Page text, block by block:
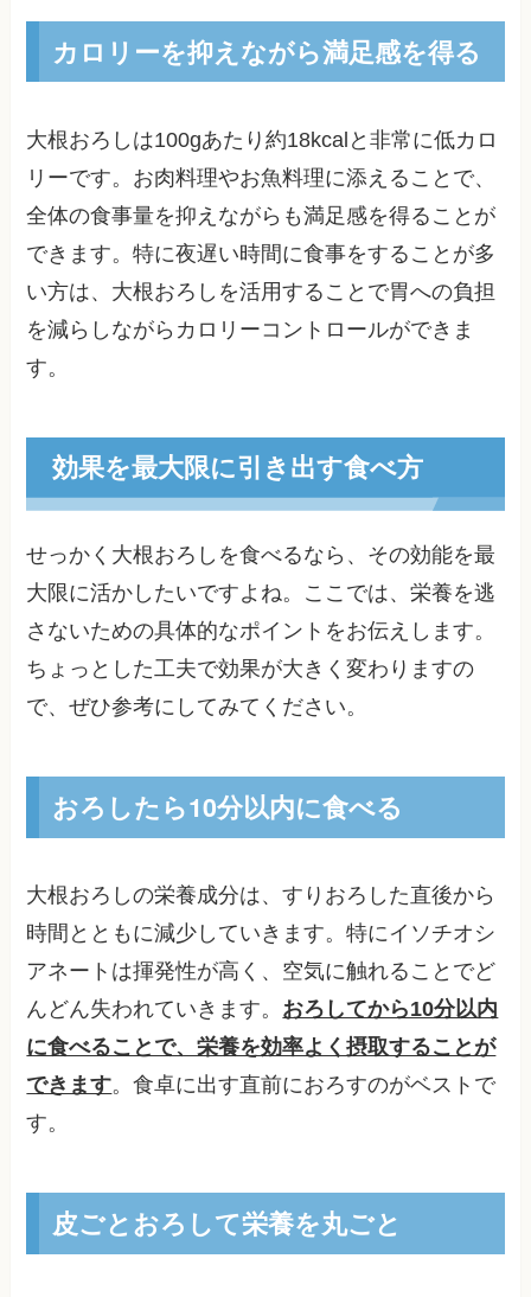
カロリーを抑えながら満足感を得る
大根おろしは100gあたり約18kcalと非常に低カロ
リーです。お肉料理やお魚料理に添えることで、
全体の食事量を抑えながらも満足感を得ることが
できます。特に夜遅い時間に食事をすることが多
い方は、大根おろしを活用することで胃への負担
を減らしながらカロリーコントロールができま
す。
効果を最大限に引き出す食べ方
せっかく大根おろしを食べるなら、その効能を最
大限に活かしたいですよね。ここでは、栄養を逃
さないための具体的なポイントをお伝えします。
ちょっとした工夫で効果が大きく変わりますの
で、ぜひ参考にしてみてください。
おろしたら10分以内に食べる
大根おろしの栄養成分は、すりおろした直後から
時間とともに減少していきます。特にイソチオシ
アネートは揮発性が高く、空気に触れることでど
んどん失われていきます。 おろしてから10分以内
に食べることで、栄養を効率よく摂取することが
できます。食卓に出す直前におろすのがベストで
す。
皮ごとおろして栄養を丸ごと